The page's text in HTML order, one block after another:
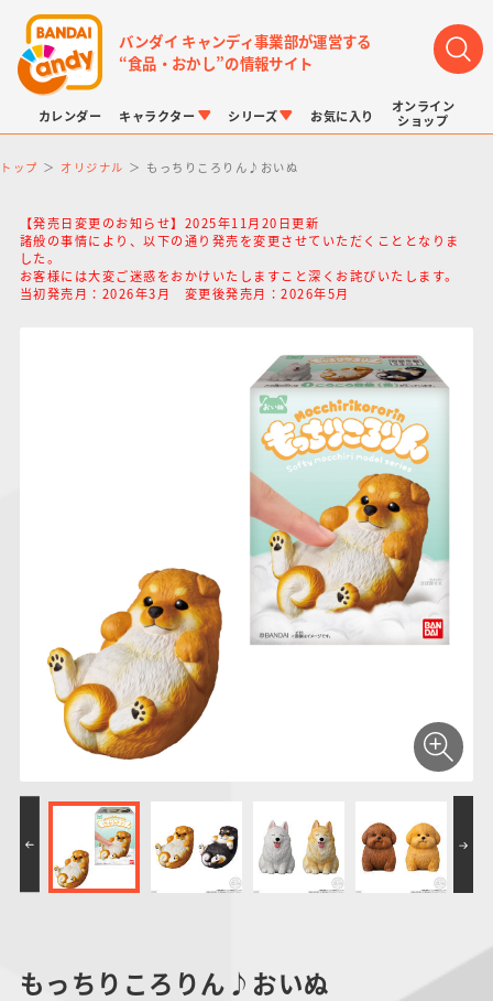
バンダイ キャンディ事業部が運営する
“食品・おかし”の情報サイト
カレンダー キャラクター
LINK TRAVELERS
PROJECT R.E.D.・
スーパー戦隊シリー
ズ
プリキュアシリーズ
ガンダムシリーズ
ポケットモンスター
ドラゴンボール
アンパンマン
サンリオキャラクタ
シリーズ
チョコボックス
つりグミ
チョコサプ
にふぉるめーしょん
＆スクエアシール
ポケモンキッズ
ポケモンスケールワ
ールド
お気に入り
オンライン
ショップ
トップ オリジナル もっちりころりん♪おいぬ
【発売日変更のお知らせ】2025年11月20日更新
諸般の事情により、以下の通り発売を変更させていただくこととなりま
した。
お客様には大変ご迷惑をおかけいたしますこと深くお詫びいたします。
当初発売月：2026年3月 変更後発売月：2026年5月
もっちりころりん♪おいぬ